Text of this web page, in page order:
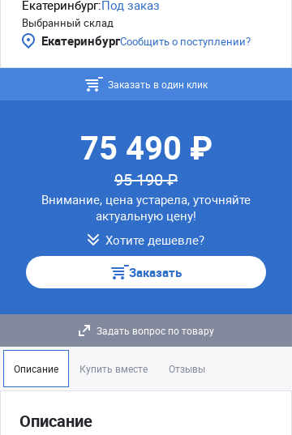
Екатеринбург:Под заказ
Выбранный склад
ЕкатеринбургСообщить о поступлении?
Заказать в один клик
75 490 ₽
95 190 ₽
Внимание, цена устарела, уточняйте
актуальную цену!
Хотите дешевле?
Заказать
Задать вопрос по товару
Описание Купить вместе Отзывы
Описание